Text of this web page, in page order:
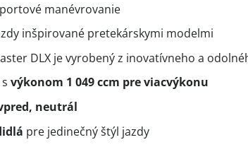
manévrovanie
inšpirované pretekárskymi modelmi
DLX je vyrobený z inovatívneho a
výkonom 1 049 ccm pre viacvýkonu
neutrál
pre jedinečný štýl jazdy